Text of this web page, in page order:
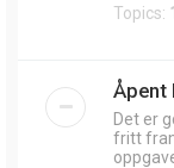
Topics:
Åpent
Det er
fritt